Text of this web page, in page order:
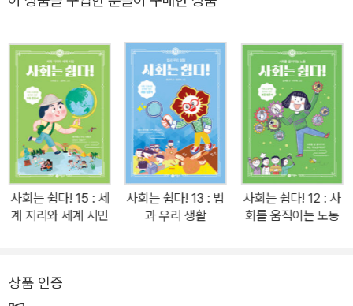
까지, 초등 ‘경제’ 완벽 정리! 교과서 개념이 딴딴해지는 초등 필수 사
출간되었다. 이 책은 초등 사회 교과서 속 경제 개념을 일상생활 속 예
로 친절하게 설명하며, 어렵고 복잡한 경제 흐름을 이해하기 쉽게 차
근차근 알려 준다. 초등 사회 교과 필수 개념인 ‘희소성’, ‘합리적인 선
택’ 등은 ‘용돈이 부족한데 포켓몬스터 카드를 사도 될까?’라는 어린
이의 일상 속 고민을 통해 알아본다. 원하는 만큼 가질 수 없는 자원
(용돈)에는 희소성이 생기기 때문에 요모조모 따져서 합리적인 선택
을 해야 함을 자연스럽게 알 수 있다. 또한 ‘생산’, ‘소비’, ‘분배’와 같은
경제 활동의 기본 요소, ‘가계’, ‘기업’, ‘정부’ 등 경제 주체의 삼 요소
같은 주제로, 이윤을 추구하는 기업의 마케팅 활동에 대해서도 알기
사회는 쉽다! 15 : 세
계 지리와 세계 시민
사회는 쉽다! 13 : 법
과 우리 생활
사회는 쉽다! 12 : 사
회를 움직이는 노동
상품 인증